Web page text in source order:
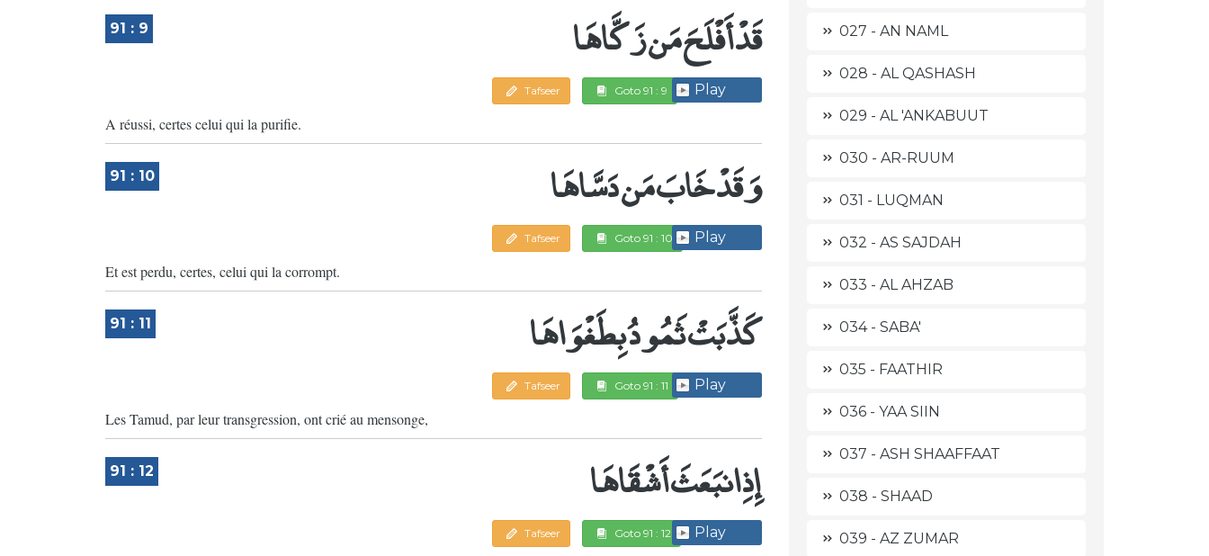
91 : 9 قَدْ أَفْلَحَ مَن زَكَّاهَا
Tafseer Goto 91 : 9 Play
A réussi, certes celui qui la purifie.
91 : 10 وَقَدْ خَابَ مَن دَسَّاهَا
Tafseer Goto 91 : 10 Play
Et est perdu, certes, celui qui la corrompt.
91 : 11 كَذَّبَتْ ثَمُودُ بِطَغْوَاهَا
Tafseer Goto 91 : 11 Play
Les Tamud, par leur transgression, ont crié au mensonge,
91 : 12 إِذِ انبَعَثَ أَشْقَاهَا
Tafseer Goto 91 : 12 Play
027 - AN NAML
028 - AL QASHASH
029 - AL 'ANKABUUT
030 - AR-RUUM
031 - LUQMAN
032 - AS SAJDAH
033 - AL AHZAB
034 - SABA'
035 - FAATHIR
036 - YAA SIIN
037 - ASH SHAAFFAAT
038 - SHAAD
039 - AZ ZUMAR